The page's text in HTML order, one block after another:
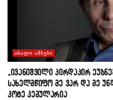
ᲐᲮᲐᲚᲘ ᲐᲛᲑᲔᲑᲘ
„ივანიშვილი პირდაპირ
სახელმწიფო მე ვარ და მე
კოტე კემულარია